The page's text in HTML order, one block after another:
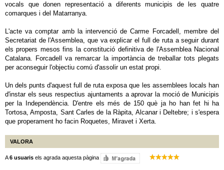
vocals que donen representació a diferents municipis de les quatre
comarques i del Matarranya.
L'acte va comptar amb la intervenció de Carme Forcadell, membre del
Secretariat de l'Assemblea, que va explicar el full de ruta a seguir durant
els propers mesos fins la constitució definitiva de l'Assemblea Nacional
Catalana. Forcadell va remarcar la importància de treballar tots plegats
per aconseguir l'objectiu comú d'assolir un estat propi.
Un dels punts d'aquest full de ruta exposa que les assemblees locals han
d'instar els seus respectius ajuntaments a aprovar la moció de Municipis
per la Independència. D'entre els més de 150 què ja ho han fet hi ha
Tortosa, Amposta, Sant Carles de la Ràpita, Alcanar i Deltebre; i s'espera
que properament ho facin Roquetes, Miravet i Xerta.
VALORA
A6 usuaris els agrada aquesta pàgina